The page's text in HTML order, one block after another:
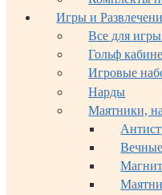
Игры и
Все для
Гольф
Игровые
Нарды
Маятники,